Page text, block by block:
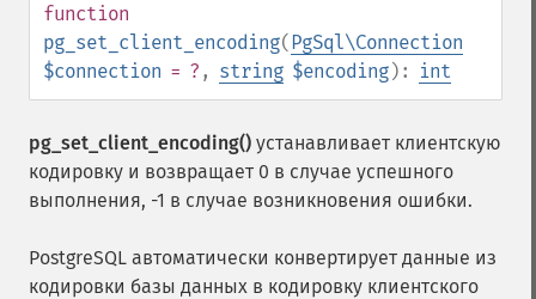
function
pg_set_client_encoding(PgSql\Connection
$connection = ? , string $encoding): int
pg_set_client_encoding() устанавливает клиентскую
кодировку и возвращает 0 в случае успешного
выполнения, -1 в случае возникновения ошибки.
PostgreSQL автоматически конвертирует данные из
кодировки базы данных в кодировку клиентского